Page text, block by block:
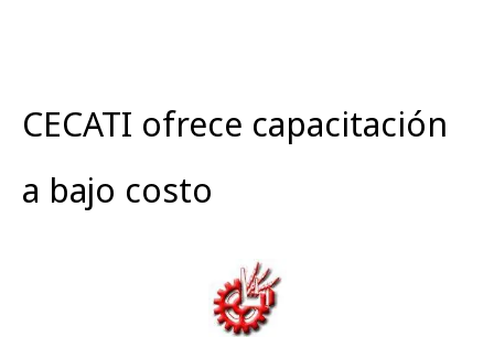
CECATI ofrece capacitación
a bajo costo